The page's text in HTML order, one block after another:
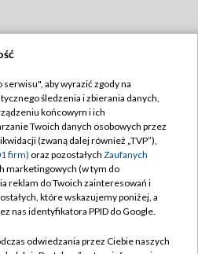
TVP
TVP
prywatności
zgody
Pomoc
aby wyrazić zgody na
śledzenia i zbierania danych,
końcowym i ich
Twoich danych osobowych przez
(zwaną dalej również „TVP”),
firm) oraz pozostałych Zaufanych
marketingowych (w tym do
reklam do Twoich zainteresowań i
które wskazujemy poniżej, a
nas identyfikatora PPID do Google.
odwiedzania przez Ciebie naszych